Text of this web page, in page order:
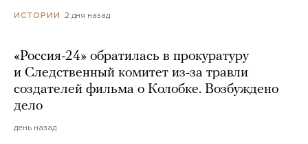
ИСТОРИИ 2 дня назад
«Россия-24» обратилась в прокуратуру
и Следственный комитет из-за травли
создателей фильма о Колобке. Возбуждено
дело
день назад